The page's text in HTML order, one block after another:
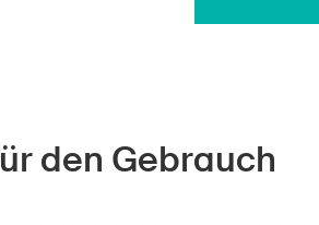
den Gebrauch